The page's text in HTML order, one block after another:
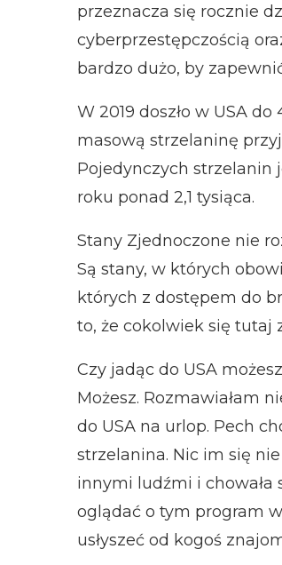
przeznacza się rocznie
cyberprzestępczością
bardzo dużo, by
W 2019 doszło w USA
masową strzelaninę
Pojedynczych strzelanin
roku ponad 2,1 tysiąca.
Stany Zjednoczone nie
Są stany, w których
których z dostępem do
to, że cokolwiek się tutaj
Czy jadąc do USA
Możesz. Rozmawiałam
do USA na urlop. Pech
strzelanina. Nic im się
innymi ludźmi i chowała
oglądać o tym program
usłyszeć od kogoś